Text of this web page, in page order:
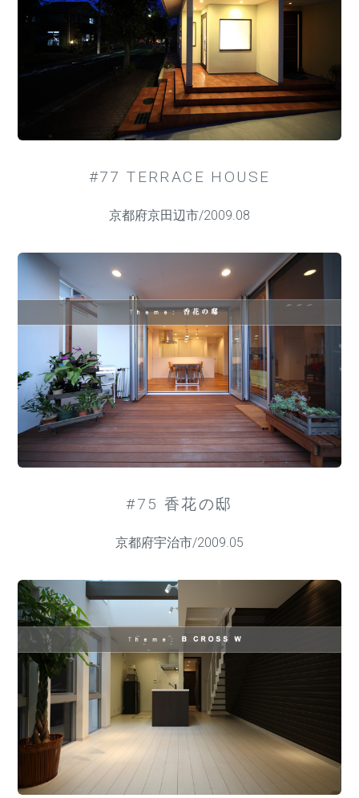
#77 TERRACE HOUSE
京都府京田辺市/2009.08
#75 香花の邸
京都府宇治市/2009.05